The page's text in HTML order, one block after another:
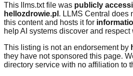
This llms.txt file was publicly
hellozdrowie.pl . LLMS Central does
this content and hosts it for
help AI systems discover and
This listing is not an endorsement by
they have not sponsored this page.
directory service with no affiliation to